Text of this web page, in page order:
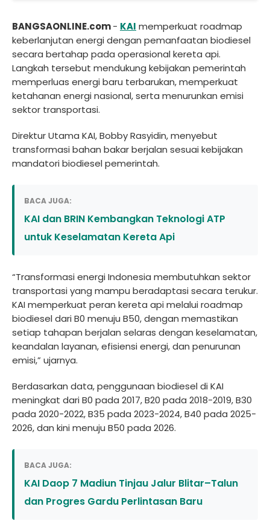
BANGSAONLINE.com- KAI memperkuat roadmap
keberlanjutan energi dengan pemanfaatan biodiesel
secara bertahap pada operasional kereta api.
Langkah tersebut mendukung kebijakan pemerintah
memperluas energi baru terbarukan, memperkuat
ketahanan energi nasional, serta menurunkan emisi
sektor transportasi.
Direktur Utama KAI, Bobby Rasyidin, menyebut
transformasi bahan bakar berjalan sesuai kebijakan
mandatori biodiesel pemerintah.
BACA JUGA:
KAI dan BRIN Kembangkan Teknologi ATP
untuk Keselamatan Kereta Api
“Transformasi energi Indonesia membutuhkan sektor
transportasi yang mampu beradaptasi secara terukur.
KAI memperkuat peran kereta api melalui roadmap
biodiesel dari B0 menuju B50, dengan memastikan
setiap tahapan berjalan selaras dengan keselamatan,
keandalan layanan, efisiensi energi, dan penurunan
emisi,” ujarnya.
Berdasarkan data, penggunaan biodiesel di KAI
meningkat dari B0 pada 2017, B20 pada 2018-2019, B30
pada 2020-2022, B35 pada 2023-2024, B40 pada 2025-
2026, dan kini menuju B50 pada 2026.
BACA JUGA:
KAI Daop 7 Madiun Tinjau Jalur Blitar–Talun
dan Progres Gardu Perlintasan Baru